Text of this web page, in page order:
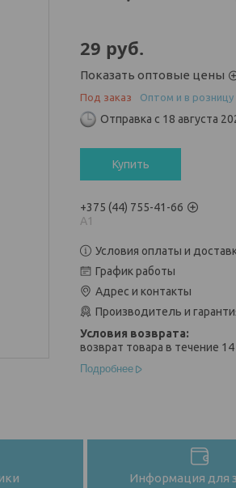
29 руб.
Показать оптовые цены
Под заказ Оптом и в розницу
Отправка с 18 августа
Купить
+375 (44) 755-41-66
А1
Условия оплаты и
График работы
Адрес и контакты
Производитель и
возврат товара в течение
Подробнее
Информация для